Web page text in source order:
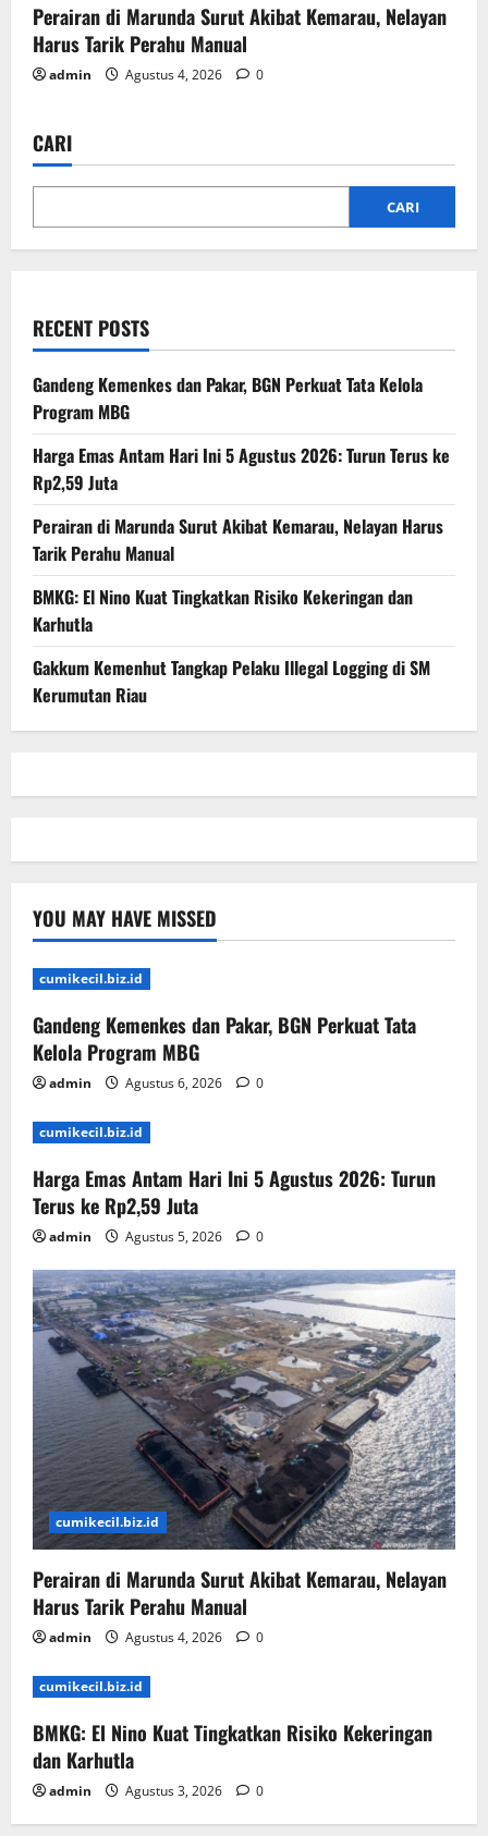
Perairan di Marunda Surut Akibat Kemarau, Nelayan
Harus Tarik Perahu Manual
admin Agustus 4, 2026 0
CARI
CARI
RECENT POSTS
Gandeng Kemenkes dan Pakar, BGN Perkuat Tata Kelola
Program MBG
Harga Emas Antam Hari Ini 5 Agustus 2026: Turun Terus ke
Rp2,59 Juta
Perairan di Marunda Surut Akibat Kemarau, Nelayan Harus
Tarik Perahu Manual
BMKG: El Nino Kuat Tingkatkan Risiko Kekeringan dan
Karhutla
Gakkum Kemenhut Tangkap Pelaku Illegal Logging di SM
Kerumutan Riau
YOU MAY HAVE MISSED
cumikecil.biz.id
Gandeng Kemenkes dan Pakar, BGN Perkuat Tata
Kelola Program MBG
admin Agustus 6, 2026 0
cumikecil.biz.id
Harga Emas Antam Hari Ini 5 Agustus 2026: Turun
Terus ke Rp2,59 Juta
admin Agustus 5, 2026 0
cumikecil.biz.id
Perairan di Marunda Surut Akibat Kemarau, Nelayan
Harus Tarik Perahu Manual
admin Agustus 4, 2026 0
cumikecil.biz.id
BMKG: El Nino Kuat Tingkatkan Risiko Kekeringan
dan Karhutla
admin Agustus 3, 2026 0